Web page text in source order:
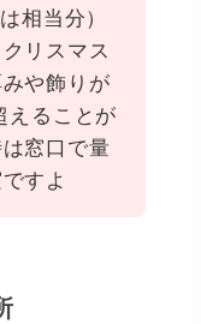
相当分）
リスマス
や飾りが
えることが
窓口で量
すよ